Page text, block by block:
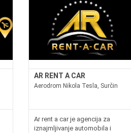
AR RENT A CAR
Aerodrom Nikola Tesla, Surčin
Ar rent a car je agencija za
iznajmljivanje automobila i